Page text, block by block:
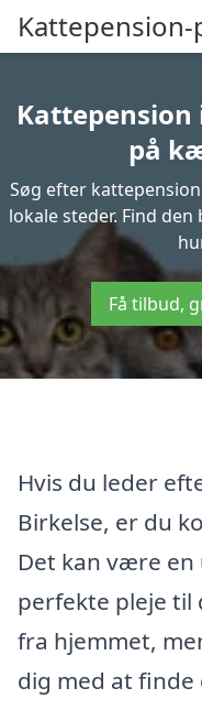
Kattepension
på
Søg efter
lokale steder. Find
Få tilbud,
Hvis du leder
Birkelse, er du
Det kan være
perfekte pleje til
fra hjemmet,
dig med at finde